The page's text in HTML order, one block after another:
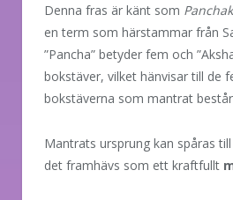
Denna fras är känt som
en term som härstammar från
”Pancha” betyder fem och
bokstäver, vilket hänvisar till de
bokstäverna som mantrat
Mantrats ursprung kan spåras till
det framhävs som ett kraftfullt